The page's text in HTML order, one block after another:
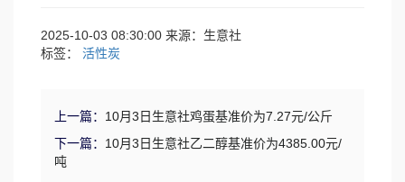
2025-10-03 08:30:00 来源：生意社
标签： 活性炭
上一篇： 10月3日生意社鸡蛋基准价为7.27元/公斤
下一篇： 10月3日生意社乙二醇基准价为4385.00元/
吨